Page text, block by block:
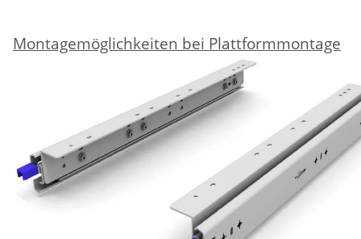
Montagemöglichkeiten bei Plattformmontage